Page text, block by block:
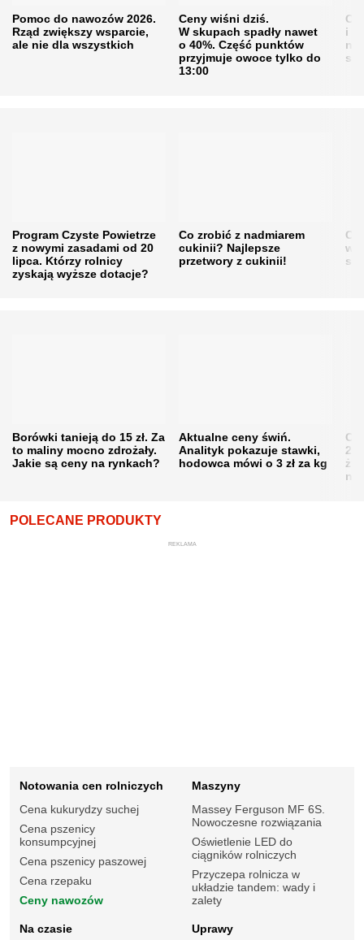
Pomoc do nawozów 2026.
Rząd zwiększy wsparcie,
ale nie dla wszystkich
Ceny wiśni dziś.
W skupach spadły nawet
o 40%. Część punktów
przyjmuje owoce tylko do
13:00
i
Program Czyste Powietrze
z nowymi zasadami od 20
lipca. Którzy rolnicy
zyskają wyższe dotacje?
Co zrobić z nadmiarem
cukinii? Najlepsze
przetwory z cukinii!
w
Borówki tanieją do 15 zł. Za
to maliny mocno zdrożały.
Jakie są ceny na rynkach?
Aktualne ceny świń.
Analityk pokazuje stawki,
hodowca mówi o 3 zł za kg
POLECANE PRODUKTY
REKLAMA
Notowania cen rolniczych
Cena kukurydzy suchej
Cena pszenicy
konsumpcyjnej
Cena pszenicy paszowej
Cena rzepaku
Ceny nawozów
Maszyny
Massey Ferguson MF 6S.
Nowoczesne rozwiązania
Oświetlenie LED do
ciągników rolniczych
Przyczepa rolnicza w
układzie tandem: wady i
zalety
Na czasie Uprawy